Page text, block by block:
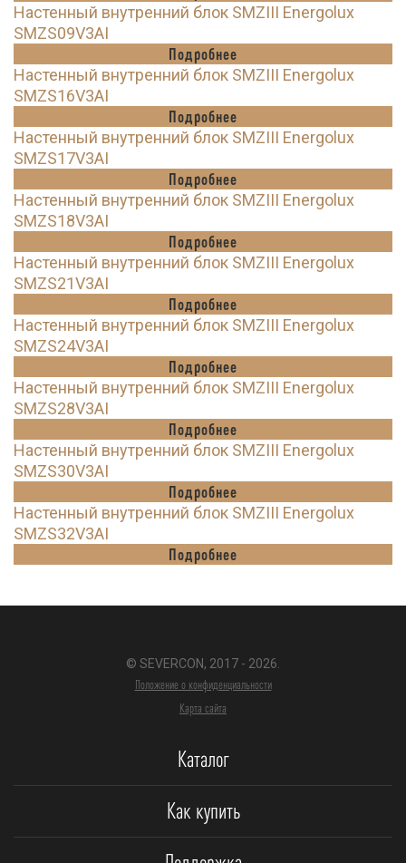
Настенный внутренний блок SMZIII Energolux
SMZS09V3AI
Подробнее
Настенный внутренний блок SMZIII Energolux
SMZS16V3AI
Подробнее
Настенный внутренний блок SMZIII Energolux
SMZS17V3AI
Подробнее
Настенный внутренний блок SMZIII Energolux
SMZS18V3AI
Подробнее
Настенный внутренний блок SMZIII Energolux
SMZS21V3AI
Подробнее
Настенный внутренний блок SMZIII Energolux
SMZS24V3AI
Подробнее
Настенный внутренний блок SMZIII Energolux
SMZS28V3AI
Подробнее
Настенный внутренний блок SMZIII Energolux
SMZS30V3AI
Подробнее
Настенный внутренний блок SMZIII Energolux
SMZS32V3AI
Подробнее
© SEVERCON, 2017 - 2026.
Положение о конфиденциальности
Карта сайта
Каталог
Как купить